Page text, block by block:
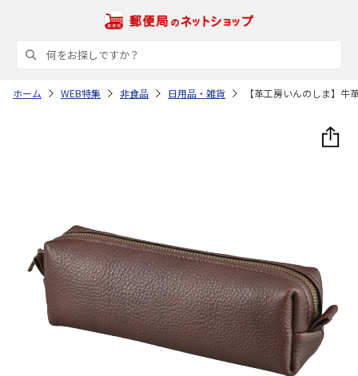
ホーム WEB特集 非食品 日用品・雑貨 【革工房いんのしま】